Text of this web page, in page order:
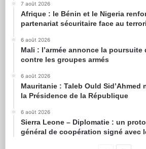
7 août 2026
Afrique : le Bénin et le Nigeria
partenariat sécuritaire face au
6 août 2026
Mali : l’armée annonce la
contre les groupes armés
6 août 2026
Mauritanie : Taleb Ould Sid’Ahmed
la Présidence de la République
6 août 2026
Sierra Leone – Diplomatie : un
général de coopération signé avec